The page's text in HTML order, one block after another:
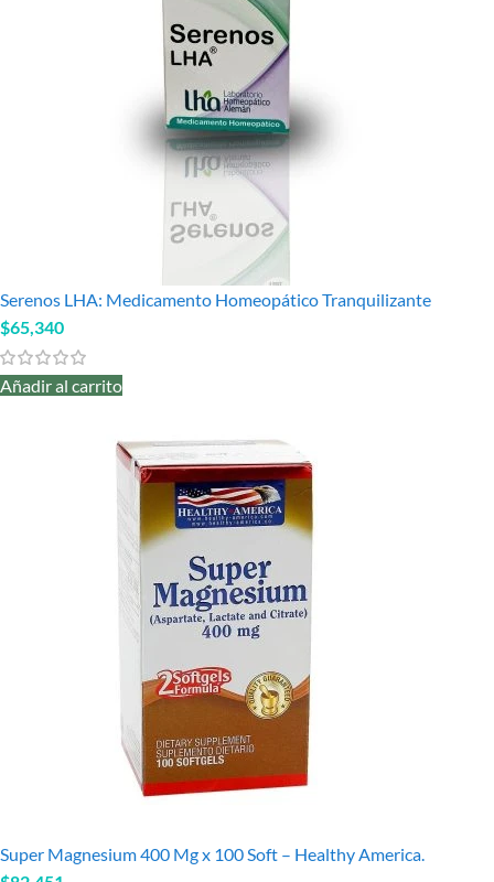
Serenos LHA: Medicamento Homeopático Tranquilizante
$65,340
Añadir al carrito
Super Magnesium 400 Mg x 100 Soft – Healthy America.